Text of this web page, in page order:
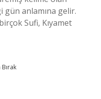
anlamına gelir.
Sufi, Kıyamet